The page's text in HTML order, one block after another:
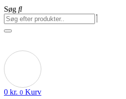
Søg
0 kr. 0 Kurv